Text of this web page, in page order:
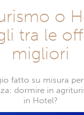
o
tra le
migliori
fatto su misura
dormire in
in Hotel?